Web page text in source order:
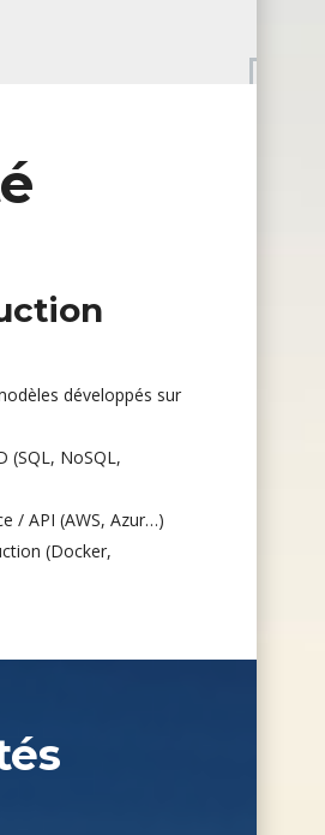
développés sur
(SQL, NoSQL,
/ API (AWS, Azur…)
(Docker,